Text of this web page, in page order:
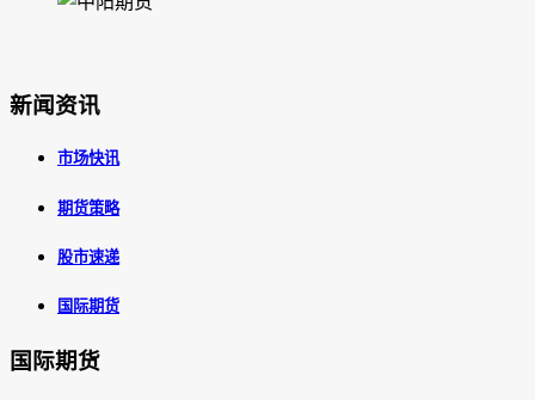
新闻资讯
市场快讯
期货策略
股市速递
国际期货
国际期货